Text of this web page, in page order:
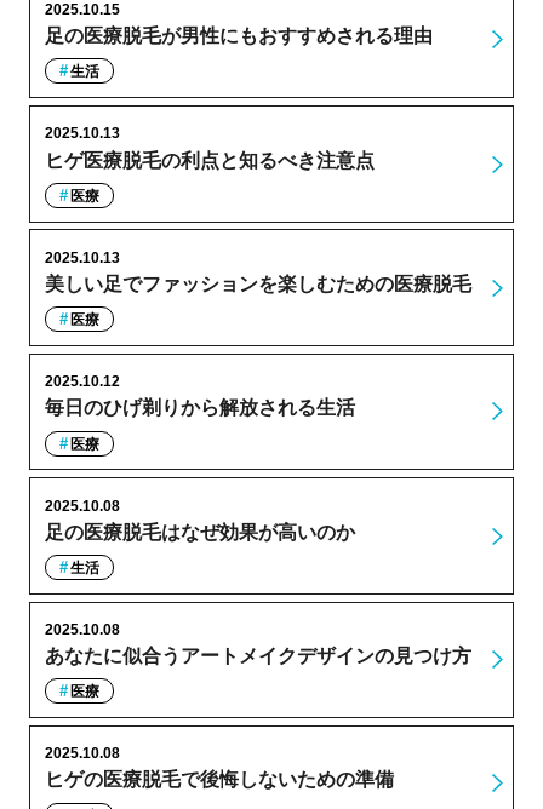
足の医療脱毛が男性にもおすすめされる理由
2025.10.15
生活
ヒゲ医療脱毛の利点と知るべき注意点
2025.10.13
医療
美しい足でファッションを楽しむための医療脱毛
2025.10.13
医療
毎日のひげ剃りから解放される生活
2025.10.12
医療
足の医療脱毛はなぜ効果が高いのか
2025.10.08
生活
あなたに似合うアートメイクデザインの見つけ方
2025.10.08
医療
ヒゲの医療脱毛で後悔しないための準備
2025.10.08